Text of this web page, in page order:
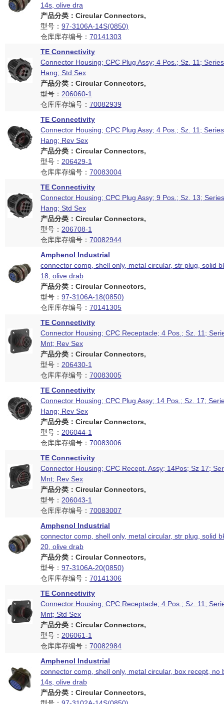
14s, olive dra
产品分类：Circular Connectors,
型号： 97-3106A-14S(0850)
仓库库存编号： 70141303
TE Connectivity
Connector Housing; CPC Plug Assy; 4 Pos.; Sz. 11;
Hang; Std Sex
产品分类：Circular Connectors,
型号： 206060-1
仓库库存编号： 70082939
TE Connectivity
Connector Housing; CPC Plug Assy; 4 Pos.; Sz. 11;
Hang; Rev Sex
产品分类：Circular Connectors,
型号： 206429-1
仓库库存编号： 70083004
TE Connectivity
Connector Housing; CPC Plug Assy; 9 Pos.; Sz. 13;
Hang; Std Sex
产品分类：Circular Connectors,
型号： 206708-1
仓库库存编号： 70082944
Amphenol Industrial
connector comp, shell only, metal circular, str plug, solid
18, olive drab
产品分类：Circular Connectors,
型号： 97-3106A-18(0850)
仓库库存编号： 70141305
TE Connectivity
Connector Housing; CPC Receptacle; 4 Pos.; Sz. 11;
Mnt; Rev Sex
产品分类：Circular Connectors,
型号： 206430-1
仓库库存编号： 70083005
TE Connectivity
Connector Housing; CPC Plug Assy; 14 Pos.; Sz. 17;
Hang; Rev Sex
产品分类：Circular Connectors,
型号： 206044-1
仓库库存编号： 70083006
TE Connectivity
Connector Housing; CPC Recept. Assy; 14Pos; Sz 17;
Mnt; Rev Sex
产品分类：Circular Connectors,
型号： 206043-1
仓库库存编号： 70083007
Amphenol Industrial
connector comp, shell only, metal circular, str plug, solid
20, olive drab
产品分类：Circular Connectors,
型号： 97-3106A-20(0850)
仓库库存编号： 70141306
TE Connectivity
Connector Housing; CPC Receptacle; 4 Pos.; Sz. 11;
Mnt; Std Sex
产品分类：Circular Connectors,
型号： 206061-1
仓库库存编号： 70082984
Amphenol Industrial
connector comp, shell only, metal circular, box recept, no
14s, olive drab
产品分类：Circular Connectors,